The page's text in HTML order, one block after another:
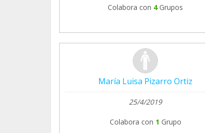
Colabora con 4 Grupos
María Luisa Pizarro Ortiz
25/4/2019
Colabora con 1 Grupo